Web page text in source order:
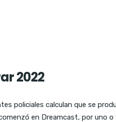
2022
policiales calculan que se
en Dreamcast, por uno o